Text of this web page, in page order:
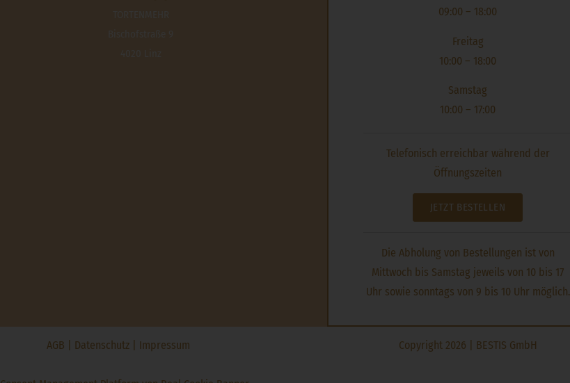
09:00 – 18:00
Freitag
10:00 – 18:00
Samstag
10:00 – 17:00
Telefonisch erreichbar während der
Öffnungszeiten
JETZT BESTELLEN
Die Abholung von Bestellungen ist von
Mittwoch bis Samstag jeweils von 10 bis 17
Uhr sowie sonntags von 9 bis 10 Uhr möglich.
AGB Datenschutz Impressum Copyright 2026 | BESTIS GmbH